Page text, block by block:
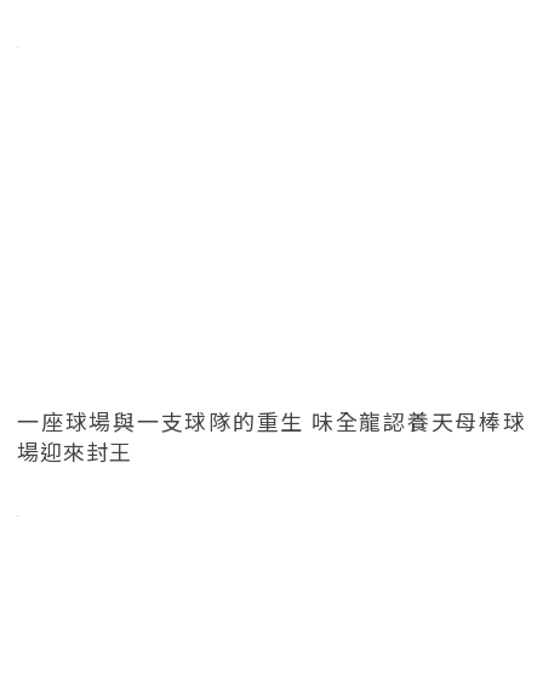
一座球場與一支球隊的重生 味全龍認養天母棒球
場迎來封王